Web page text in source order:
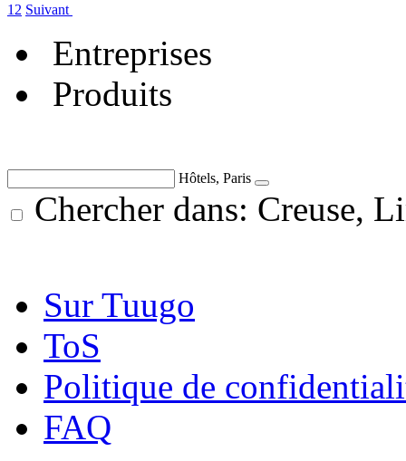
1 2 Suivant
Entreprises
Produits
Hôtels, Paris
Chercher dans: Creuse,
Sur Tuugo
ToS
Politique de
FAQ